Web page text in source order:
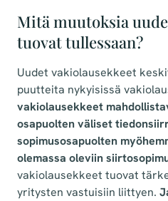
Mitä muutoksia
tuovat tullessaan?
Uudet vakiolausekkeet
puutteita nykyisissä
vakiolausekkeet
osapuolten väliset
sopimusosapuolten
olemassa oleviin
vakiolausekkeet tuovat
yritysten vastuisiin liittyen.